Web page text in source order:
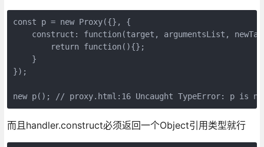
const p = new Proxy({}, {
construct: function(target, argumentsList,
        return function(){};
    }
});
而且handler.construct必须返回一个Object引用类型就行